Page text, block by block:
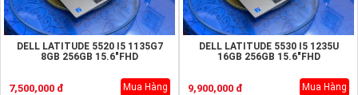
DELL LATITUDE 5520 I5 1135G7
8GB 256GB 15.6"FHD
7,500,000 đ Mua Hàng
DELL LATITUDE 5530 I5 1235U
16GB 256GB 15.6"FHD
9,900,000 đ Mua Hàng